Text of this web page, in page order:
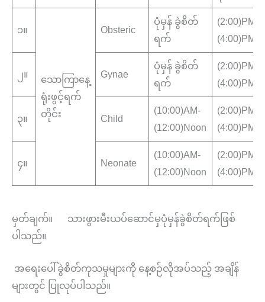
၁။
သောကြာနေ့
ရုံးဖွင့်ရက်
တိုင်း
Obsteric
ပုံမှန် ခွဲစိတ်
ရက်
(2:00)PM-
(4:00)PM
၂။ Gynae
ပုံမှန် ခွဲစိတ်
ရက်
(2:00)PM-
(4:00)PM
၃။ Child
(10:00)AM-
(12:00)Noon
(2:00)PM-
(4:00)PM
၄။ Neonate
(10:00)AM-
(12:00)Noon
(2:00)PM-
(4:00)PM
မှတ်ချက်။ သားဖွားမီးယပ်ဆောင်မှပုံမှန်ခွဲစိတ်ရက်ဖြစ်
ပါသည်။
အရေးပေါ်ခွဲစိတ်ကုသမှုများကို နေ့စဉ်လိုအပ်သည့် အချိန်
များတွင် ပြုလုပ်ပါသည်။